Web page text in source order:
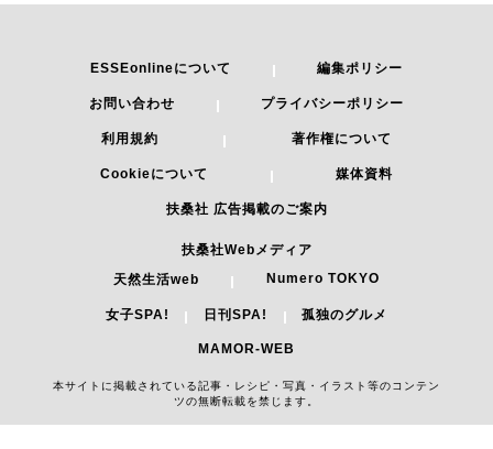
ESSEonlineについて 編集ポリシー
お問い合わせ プライバシーポリシー
利用規約 著作権について
Cookieについて 媒体資料
扶桑社 広告掲載のご案内
扶桑社Webメディア
天然生活web
Numero TOKYO
女子SPA! 日刊SPA! 孤独のグルメ
MAMOR-WEB
本サイトに掲載されている記事・レシピ・写真・イラスト等のコンテン
ツの無断転載を禁じます。